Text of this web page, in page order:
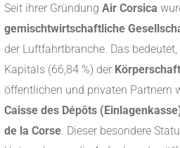
Seit ihrer Gründung Air Corsica
gemischtwirtschaftliche
der Luftfahrtbranche. Das
Kapitals (66,84 %) der
öffentlichen und privaten Partnern
Caisse des Dépôts
de la Corse . Dieser besondere